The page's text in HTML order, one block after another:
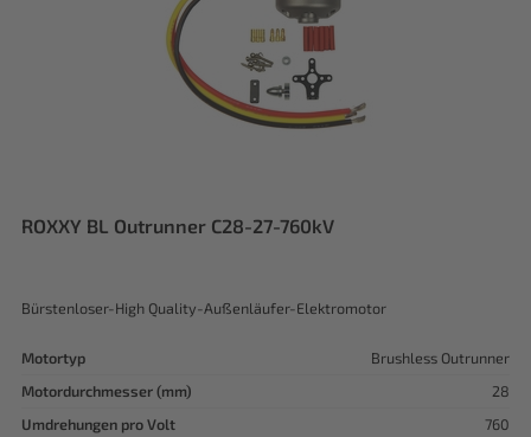
ROXXY BL Outrunner C28-27-760kV
Bürstenloser-High Quality-Außenläufer-Elektromotor
Motortyp
Brushless Outrunner
Motordurchmesser (mm)
28
Umdrehungen pro Volt
760